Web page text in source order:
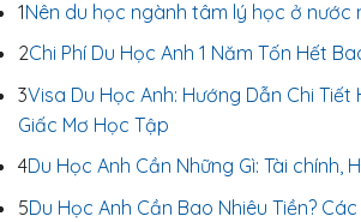
1Nên du học ngành tâm lý học ở nước
2Chi Phí Du Học Anh 1 Năm Tốn Hết
3Visa Du Học Anh: Hướng Dẫn Chi Tiết
Giấc Mơ Học Tập
4Du Học Anh Cần Những Gì: Tài chính,
5Du Học Anh Cần Bao Nhiêu Tiền?